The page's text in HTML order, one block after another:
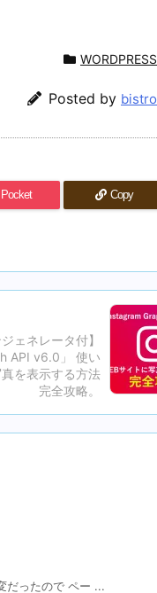
WORDPRESS
Posted by bistro
Pocket Copy
ェネレータ付】
API v6.0」 使い
を表示する方法
完全攻略。
だったので ペー ...